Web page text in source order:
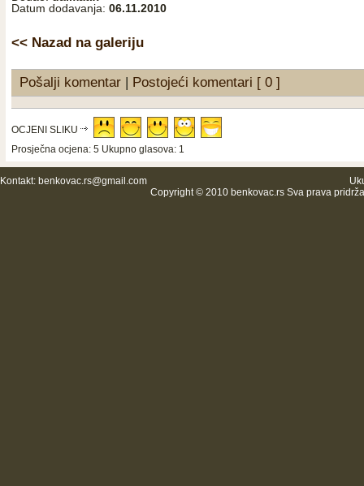
Datum dodavanja: 06.11.2010
<< Nazad na galeriju
Pošalji komentar | Postojeći komentari [ 0 ]
OCJENI SLIKU
Prosječna ocjena: 5 Ukupno glasova: 1
Kontakt: benkovac.rs@gmail.com
Copyright © 2010 benkovac.rs Sva prava